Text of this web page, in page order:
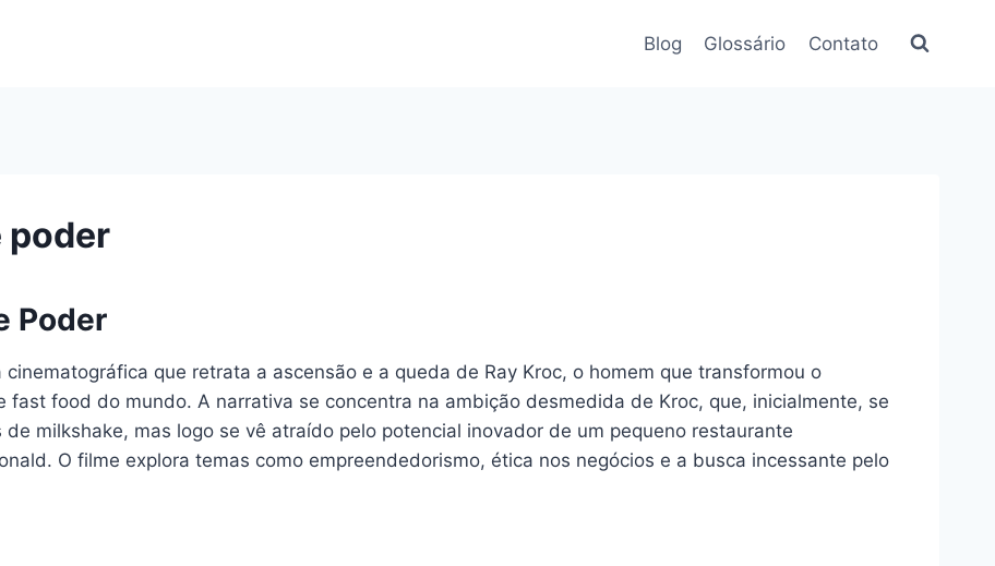
Blog Glossário Contato
poder
Poder
cinematográfica que retrata a ascensão e a queda de Ray Kroc, o homem que transformou o
fast food do mundo. A narrativa se concentra na ambição desmedida de Kroc, que, inicialmente, se
milkshake, mas logo se vê atraído pelo potencial inovador de um pequeno restaurante
O filme explora temas como empreendedorismo, ética nos negócios e a busca incessante pelo